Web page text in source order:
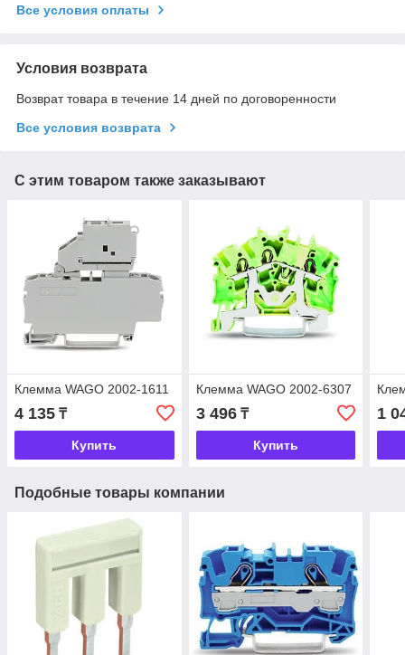
Все условия оплаты
Условия возврата
Возврат товара в течение 14 дней по договоренности
Все условия возврата
С этим товаром также заказывают
Клемма WAGO 2002-1611
4 135 ₸
Купить
Клемма WAGO 2002-6307
3 496₸
Купить
1
Подобные товары компании